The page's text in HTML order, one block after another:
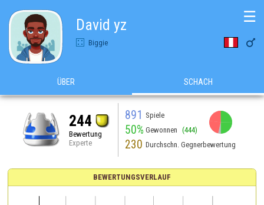
David yz
Biggie 
☰
ÜBER SCHACH
244
Bewertung
Experte
891 Spiele
50% Gewonnen (444)
230 Durchschn. Gegnerbewertung
BEWERTUNGSVERLAUF